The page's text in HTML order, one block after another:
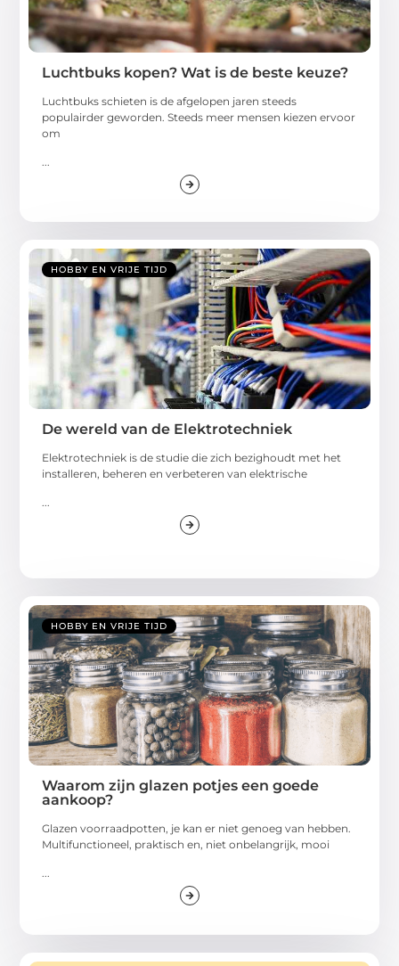
Luchtbuks kopen? Wat is de beste keuze?
Luchtbuks schieten is de afgelopen jaren steeds
populairder geworden. Steeds meer mensen kiezen ervoor
om
...
HOBBY EN VRIJE TIJD
De wereld van de Elektrotechniek
Elektrotechniek is de studie die zich bezighoudt met het
installeren, beheren en verbeteren van elektrische
...
HOBBY EN VRIJE TIJD
Waarom zijn glazen potjes een goede
aankoop?
Glazen voorraadpotten, je kan er niet genoeg van hebben.
Multifunctioneel, praktisch en, niet onbelangrijk, mooi
...